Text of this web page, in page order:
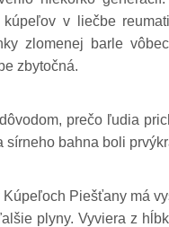
v liečbe
zlomenej barle
zbytočná.
prečo ľudia
bahna boli
Piešťany má
plyny. Vyviera z